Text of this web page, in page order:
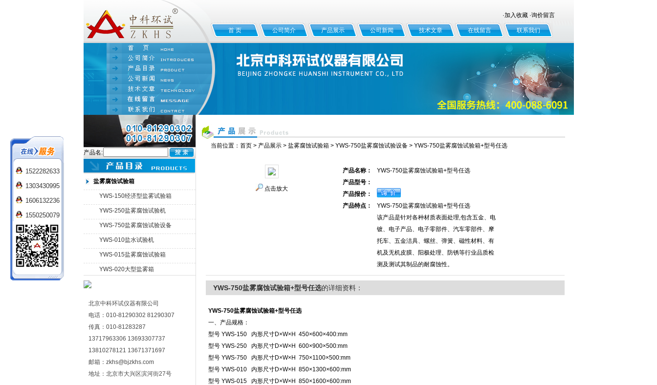
北京中科环试仪器有限公司
·加入收藏·询价留言
首 页 公司简介 产品展示 公司新闻 技术文章 在线留言 联系我们
产品名:
盐雾腐蚀试验箱
YWS-150经济型盐雾试验箱
YWS-250盐雾腐蚀试验机
YWS-750盐雾腐蚀试验设备
YWS-010盐水试验机
YWS-015盐雾腐蚀试验箱
YWS-020大型盐雾箱
北京中科环试仪器有限公司
电话：010-81290302 81290307
传真：010-81283287
13717963306 13693307737
13810278121 13671371697
邮箱：zkhs@bjzkhs.com
地址：北京市大兴区滨河街27号
当前位置： 首页> 产品展示> 盐雾腐蚀试验箱> YWS-750盐雾腐蚀试验设备> YWS-750盐雾腐蚀试验箱+型号任选
点击放大
产品名称：
YWS-750盐雾腐蚀试验箱+型号任选
产品型号：
产品报价：
产品特点：
YWS-750盐雾腐蚀试验箱+型号任选
该产品是针对各种材质表面处理,包含五金、电
镀、电子产品、电子零部件、汽车零部件、摩
托车、五金洁具、螺丝、弹簧、磁性材料、有
机及无机皮膜、阳极处理、防锈等行业品质检
测及测试其制品的耐腐蚀性。
YWS-750盐雾腐蚀试验箱+型号任选的详细资料：
YWS-750盐雾腐蚀试验箱+型号任选
一、产品规格：
型号 YWS-150 内形尺寸D×W×H 450×600×400:mm
型号 YWS-250 内形尺寸D×W×H 600×900×500:mm
型号 YWS-750 内形尺寸D×W×H 750×1100×500:mm
型号 YWS-010 内形尺寸D×W×H 850×1300×600:mm
型号 YWS-015 内形尺寸D×W×H 850×1600×600:mm
1522282633
1303430995
1606132236
1550250079